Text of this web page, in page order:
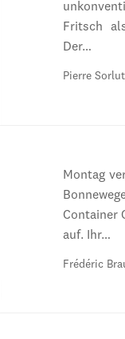
Fritsch
Der…
Pierre Sorlut
Montag
Container
auf. Ihr…
Frédéric